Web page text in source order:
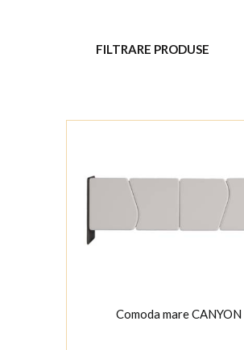
FILTRARE PRODUSE
Comoda mare CANYON